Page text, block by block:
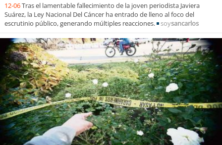
12-06Tras el lamentable fallecimiento de la joven periodista Javiera
Suárez, la Ley Nacional Del Cáncer ha entrado de lleno al foco del
escrutinio público, generando múltiples reacciones.
soysancarlos